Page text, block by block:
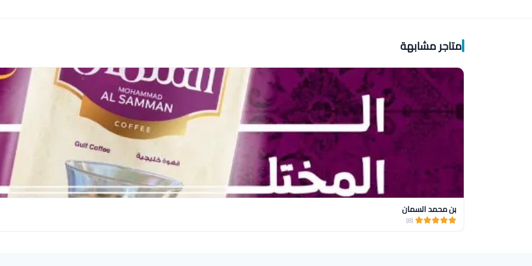
متاجر مشابهة
بن محمد السمان
(8)